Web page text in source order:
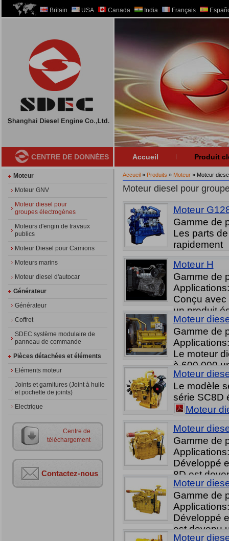
Britain USA Canada India Français
CENTRE DE DONNÉES Accueil Produit
Moteur
Moteur GNV
Moteur diesel pour
groupes électrogènes
Moteurs d'engin de travaux
publics
Moteur Diesel pour Camions
Moteurs marins
Moteur diesel d'autocar
Générateur
Générateur
Coffret
SDEC système modulaire de
panneau de commande
Pièces détachées et éléments
Eléments moteur
Joints et garnitures (Joint à huile
et pochette de joints)
Electrique
Centre de
téléchargement
Contactez-nous
Accueil» Produits » Moteur» Moteur
Moteur diesel pour
Moteur
Gamme de
Les parts
rapidement
Moteur H
Gamme de
Conçu avec
un produit
pour
Saic.
Moteur
Gamme de
Le moteur
à 600.000
Moteur
Le modèle
série SC8D
Moteur
Moteur
Gamme de
Développé
8D est
Moteur
Moteur
Gamme de
Développé
est devenu
Moteur